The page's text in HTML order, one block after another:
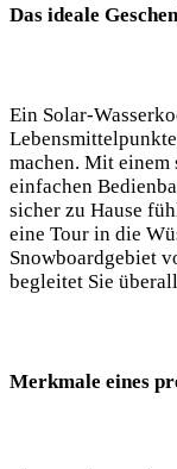
Das ideale
Ein Solar-
machen. Mit ‍einem
einfachen
sicher zu Hause
eine Tour in die⁣
Snowboardgebiet
begleitet Sie
Merkmale​ eines